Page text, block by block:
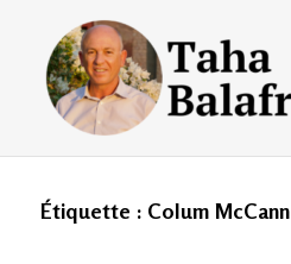
Taha Balafrej Blog
Étiquette : Colum McCann